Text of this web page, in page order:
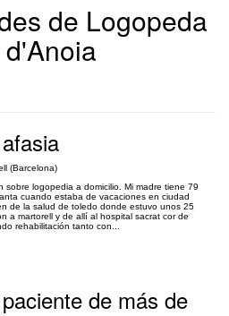
de Logopeda
(Barcelona)
sobre logopedia a domicilio. Mi madre tiene 79
cuando estaba de vacaciones en ciudad
de la salud de toledo donde estuvo unos 25
a martorell y de allí al hospital sacrat cor de
rehabilitación tanto con...
de más de